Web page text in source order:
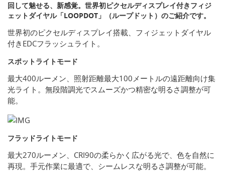
回して魅せる、新感覚。世界初ピクセルディスプレイ付きフィジ
ェットダイヤル「LOOPDOT」（ループドット）のご紹介です。
世界初のピクセルディスプレイ搭載、フィジェットダイヤル
付きEDCフラッシュライト。
スポットライトモード
最大400ルーメン、照射距離最大100メートルの遠距離向け集
光ライト。無段階調光でスムーズかつ精密な明るさ調整が可
能。
フラッドライトモード
最大270ルーメン、CRI90の柔らかく広がる光で、色を自然に
再現。手元作業に最適で、シームレスな明るさ調整が可能。